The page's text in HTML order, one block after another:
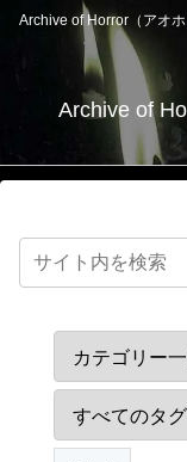
Archive of Horror（アオ
Archive of